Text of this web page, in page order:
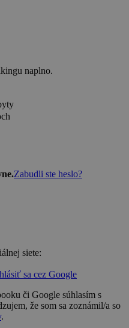
naplno.
Zabudli ste heslo?
siete:
sa cez Google
či Google súhlasím s
že som sa zoznámil/a so
.